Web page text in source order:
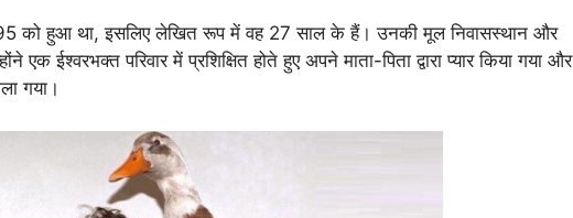
को हुआ था, इसलिए लेखित रूप में वह 27 साल के हैं। उनकी मूल निवासस्थान और
एक ईश्वरभक्त परिवार में प्रशिक्षित होते हुए अपने माता-पिता द्वारा प्यार किया गया और
गया।